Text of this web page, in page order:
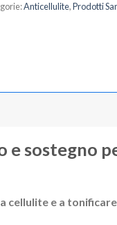
Anticellulite,Prodotti
sostegno
cellulite e a